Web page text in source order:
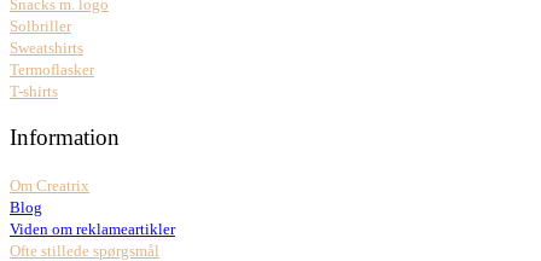
Snacks m. logo
Solbriller
Sweatshirts
Termoflasker
T-shirts
Information
Om Creatrix
Blog
Viden om reklameartikler
Ofte stillede spørgsmål